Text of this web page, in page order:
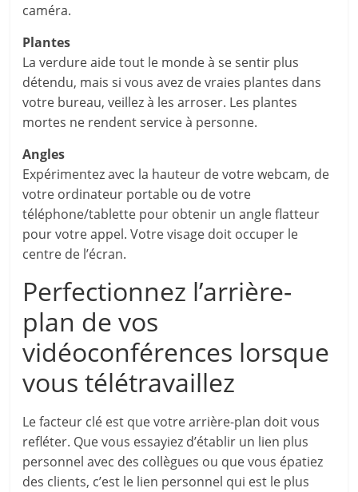
caméra.
Plantes
La verdure aide tout le monde à se sentir plus
détendu, mais si vous avez de vraies plantes dans
votre bureau, veillez à les arroser. Les plantes
mortes ne rendent service à personne.
Angles
Expérimentez avec la hauteur de votre webcam, de
votre ordinateur portable ou de votre
téléphone/tablette pour obtenir un angle flatteur
pour votre appel. Votre visage doit occuper le
centre de l’écran.
Perfectionnez l’arrière-
plan de vos
vidéoconférences lorsque
vous télétravaillez
Le facteur clé est que votre arrière-plan doit vous
refléter. Que vous essayiez d’établir un lien plus
personnel avec des collègues ou que vous épatiez
des clients, c’est le lien personnel qui est le plus